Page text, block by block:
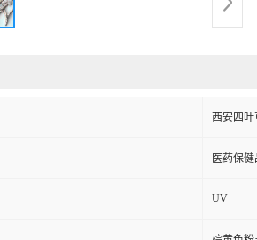
西安四
医药保
UV